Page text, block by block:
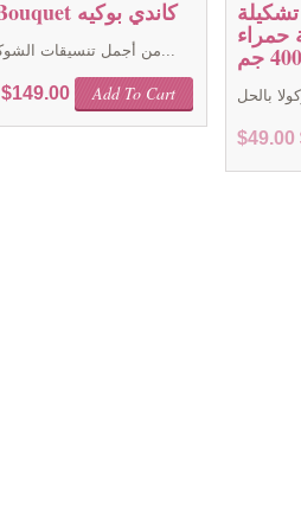
Candy Bouquet كاندي بوكيه
Original
$149.00Current
price
Add To Cart
حمراء
400 جم
$49.00